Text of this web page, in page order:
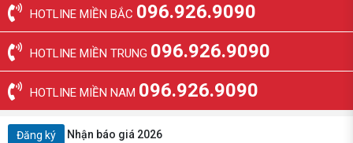
HOTLINE MIỀN BẮC 096.926.9090
HOTLINE MIỀN TRUNG 096.926.9090
HOTLINE MIỀN NAM 096.926.9090
Đăng ký Nhận báo giá 2026